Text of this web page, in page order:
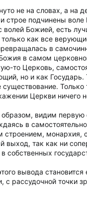
не на словах, а на
строе подчинены
волей Божией, есть
как все
в
в самом
то Церковь,
но и как
существование.
Церкви ничего
видим первую
в
строением, монархия,
выход, так как ни
собственных
вывода
с рассудочной точки